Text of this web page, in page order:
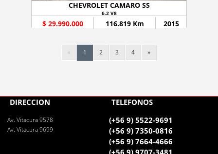
CHEVROLET CAMARO SS
6.2 V8
$ 29.990.000 116.819 Km 2015
« 1 2 3 4 »
DIRECCIÓN
Av. Vitacura 9578
Av. Vitacura 9699
TELÉFONOS
(+56 9) 5522-9691
(+56 9) 7350-0816
(+56 9) 7664-4666
(+56 9) 9707-3481